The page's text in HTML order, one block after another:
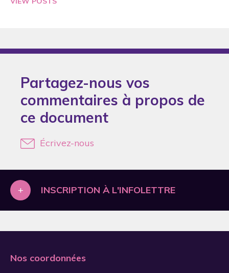
2005
2007
2008
2009
2012
2013
2018
Partagez-nous vos
commentaires à propos de
ce document
Écrivez-nous
+ INSCRIPTION À L'INFOLETTRE
Nos coordonnées